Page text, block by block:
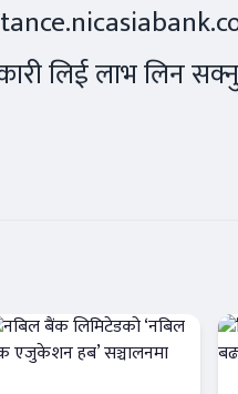
लिई लाभ लिन